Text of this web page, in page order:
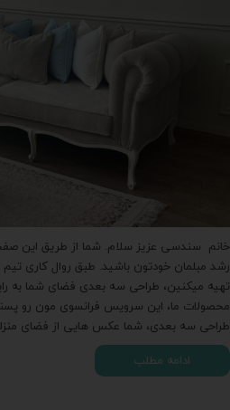
خانم سندسی عزیز سلام. شما از طریق این
رشد مبلمان خودتون باشید. طبق روال کاری تیم
تهیه میکنین، طراحی سه بعدی فضای شما به
محصولات ما، این سرویس فرانسوی مون رو
طراحی سه بعدی، شما عکس هایی از فضای
ادامه مطلب